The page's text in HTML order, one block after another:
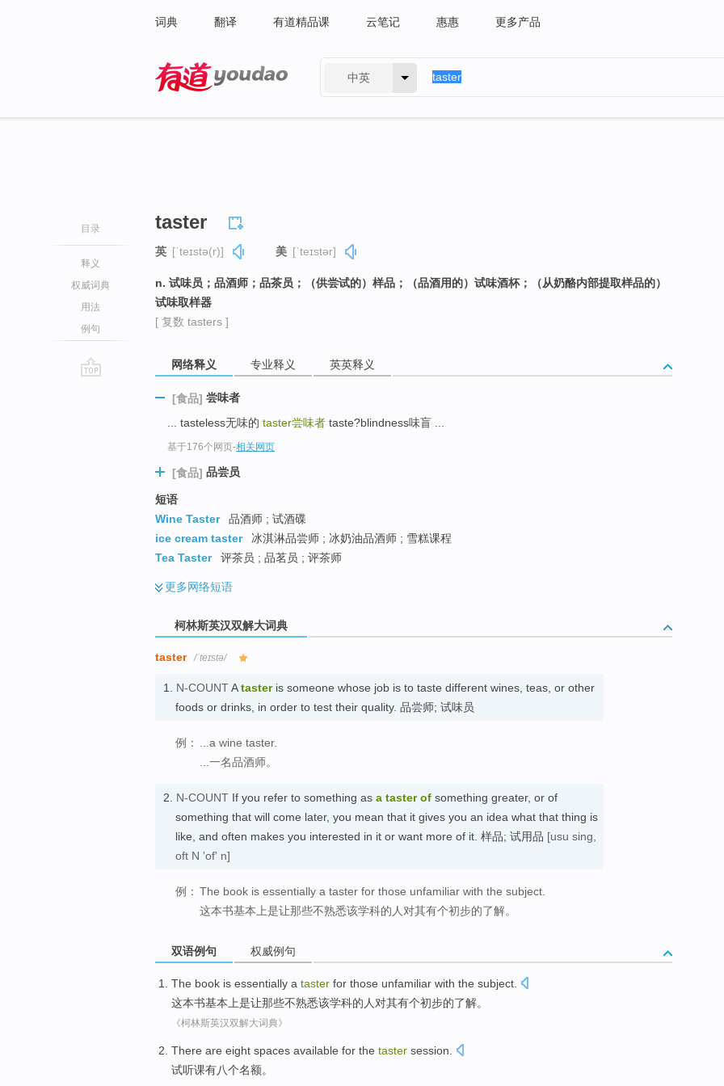
词典 翻译 有道精品课 云笔记 惠惠 更多产品
中英
目录
释义
权威词典
用法
例句
taster
英 [ˈteɪstə(r)] 美 [ˈteɪstər]
n. 试味员；品酒师；品茶员；（供尝试的）样品；（品酒用的）试味酒杯；（从奶酪内部提取样品的）
试味取样器
[ 复数 tasters ]
网络释义 专业释义 英英释义
[食品] 尝味者
... tasteless无味的 taster尝味者 taste?blindness味盲 ...
基于176个网页-相关网页
[食品] 品尝员
短语
Wine Taster
品酒师 ; 试酒碟
ice cream taster
冰淇淋品尝师 ; 冰奶油品酒师 ; 雪糕课程
Tea Taster
评茶员 ; 品茗员 ; 评茶师
更多网络短语
柯林斯英汉双解大词典
taster /ˈteɪstə/
1. N-COUNTAtasteris someone whose job is to taste different wines, teas, or other
foods or drinks, in order to test their quality. 品尝师; 试味员
例： ...a wine taster.
...一名品酒师。
2. N-COUNT If you refer to something as a taster of something greater, or of
something that will come later, you mean that it gives you an idea what that thing is
like, and often makes you interested in it or want more of it. 样品; 试用品 [usu sing,
oft N 'of' n]
例： The book is essentially a taster for those unfamiliar with the subject.
这本书基本上是让那些不熟悉该学科的人对其有个初步的了解。
双语例句 权威例句
The book is essentially a taster for those unfamiliar with the subject
这本书基本上是让那些不熟悉该学科的人对其有个初步的了解。
《柯林斯英汉双解大词典》
There are eight spaces available for the taster session.
试听课有八个名额。